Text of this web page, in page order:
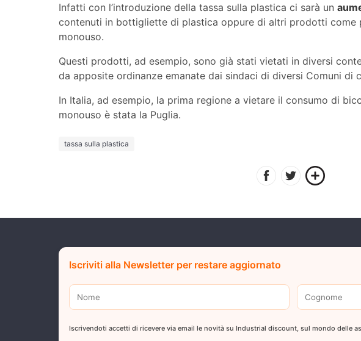
Infatti con l’introduzione della tassa sulla plastica ci sarà un
contenuti in bottigliette di plastica oppure di altri prodotti come
monouso.
Questi prodotti, ad esempio, sono già stati vietati in diversi
da apposite ordinanze emanate dai sindaci di diversi Comuni di
In Italia, ad esempio, la prima regione a vietare il consumo di
monouso è stata la Puglia.
tassa sulla plastica
Iscriviti alla Newsletter per restare aggiornato
Iscrivendoti accetti di ricevere via email le novità su Industrial discount, sul mondo delle